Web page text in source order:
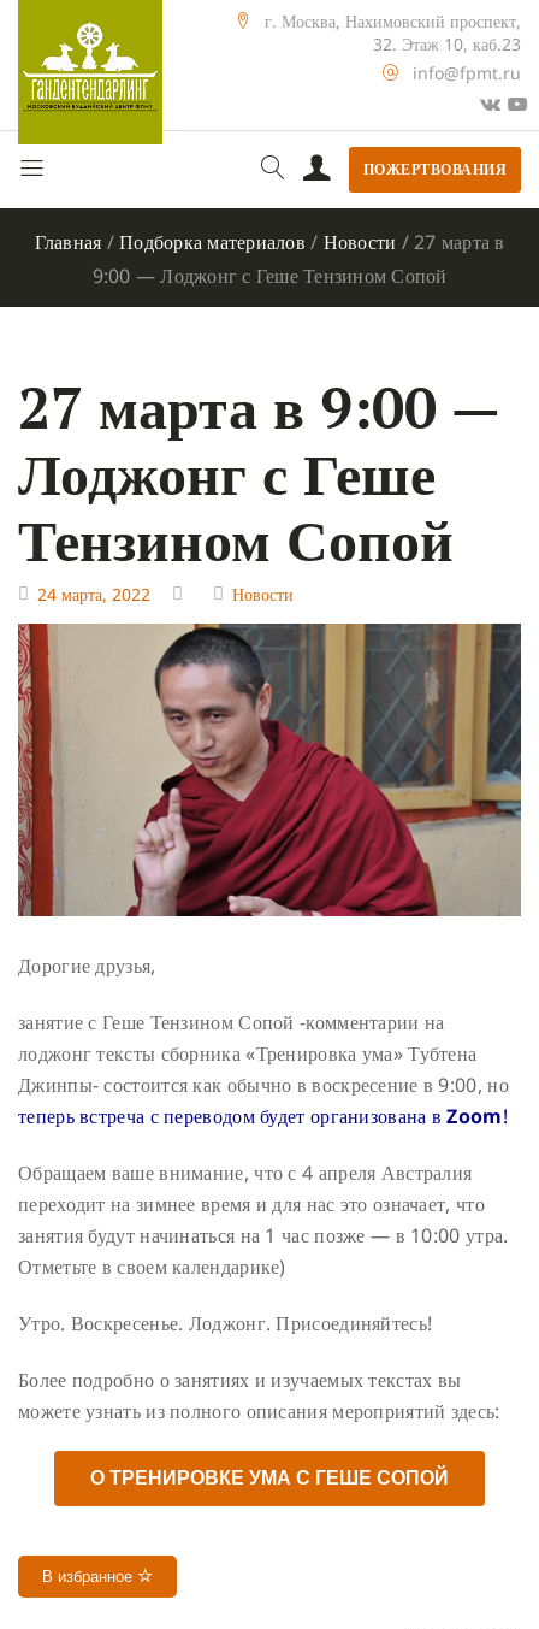
г. Москва, Нахимовский проспект,
32. Этаж 10, каб.23
info@fpmt.ru
ПОЖЕРТВОВАНИЯ
Главная /Подборка материалов / Новости /27 марта в
9:00 — Лоджонг с Геше Тензином Сопой
27 марта в 9:00 —
Лоджонг с Геше
Тензином Сопой
24 марта, 2022 Новости
Дорогие друзья,
занятие с Геше Тензином Сопой -комментарии на
лоджонг тексты сборника «Тренировка ума» Тубтена
Джинпы- состоится как обычно в воскресение в 9:00, но
теперь встреча с переводом будет организована вZoom!
Обращаем ваше внимание, что с 4 апреля Австралия
переходит на зимнее время и для нас это означает, что
занятия будут начинаться на 1 час позже — в 10:00 утра.
Отметьте в своем календарике)
Утро. Воскресенье. Лоджонг. Присоединяйтесь!
Более подробно о занятиях и изучаемых текстах вы
можете узнать из полного описания мероприятий здесь:
О ТРЕНИРОВКЕ УМА С ГЕШЕ СОПОЙ
В избранное